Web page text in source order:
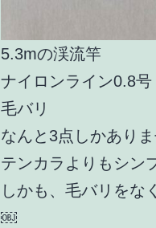
5.3mの渓流竿
ナイロンライン0.8号
毛バリ
なんと3点しかありま
テンカラよりもシン
しかも、毛バリをな
￼